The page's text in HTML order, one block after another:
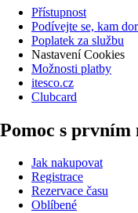
Přístupnost
Podívejte se, kam
Poplatek za službu
Nastavení Cookies
Možnosti platby
itesco.cz
Clubcard
Pomoc s prvním
Jak nakupovat
Registrace
Rezervace času
Oblíbené